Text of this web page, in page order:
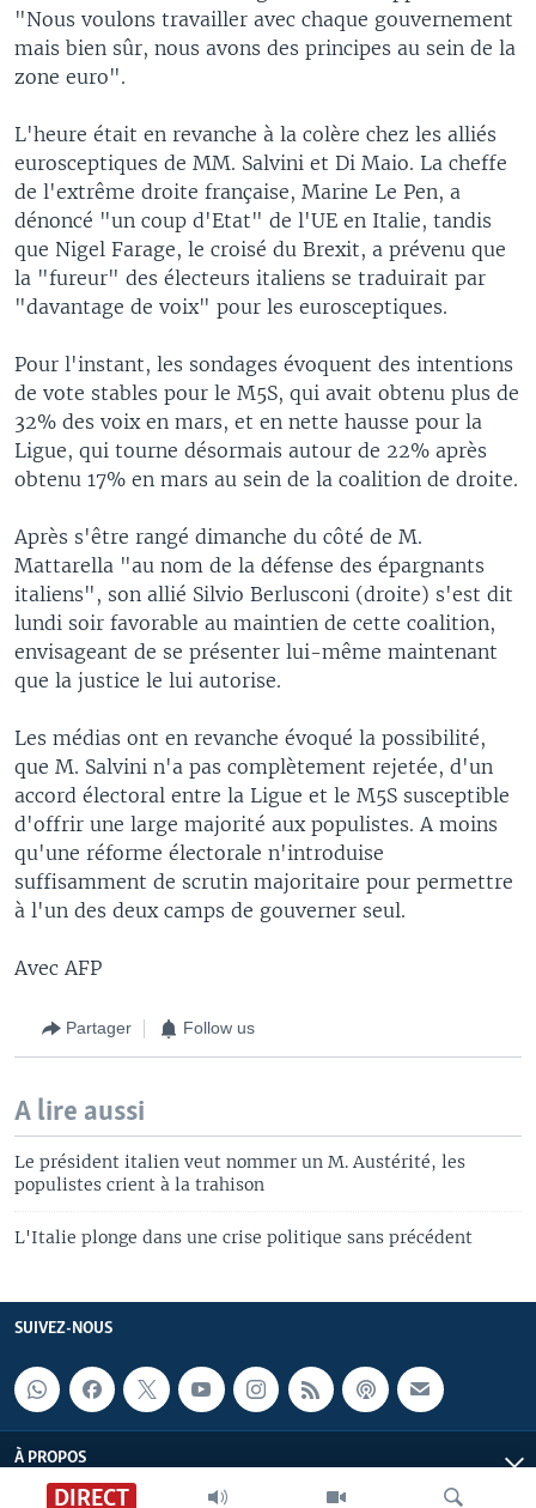
DIRECT
"Nous voulons travailler avec chaque gouvernement
mais bien sûr, nous avons des principes au sein de la
zone euro".
L'heure était en revanche à la colère chez les alliés
eurosceptiques de MM. Salvini et Di Maio. La cheffe
de l'extrême droite française, Marine Le Pen, a
dénoncé "un coup d'Etat" de l'UE en Italie, tandis
que Nigel Farage, le croisé du Brexit, a prévenu que
la "fureur" des électeurs italiens se traduirait par
"davantage de voix" pour les eurosceptiques.
Pour l'instant, les sondages évoquent des intentions
de vote stables pour le M5S, qui avait obtenu plus de
32% des voix en mars, et en nette hausse pour la
Ligue, qui tourne désormais autour de 22% après
obtenu 17% en mars au sein de la coalition de droite.
Après s'être rangé dimanche du côté de M.
Mattarella "au nom de la défense des épargnants
italiens", son allié Silvio Berlusconi (droite) s'est dit
lundi soir favorable au maintien de cette coalition,
envisageant de se présenter lui-même maintenant
que la justice le lui autorise.
Les médias ont en revanche évoqué la possibilité,
que M. Salvini n'a pas complètement rejetée, d'un
accord électoral entre la Ligue et le M5S susceptible
d'offrir une large majorité aux populistes. A moins
qu'une réforme électorale n'introduise
suffisamment de scrutin majoritaire pour permettre
à l'un des deux camps de gouverner seul.
Avec AFP
Partager Follow us
A lire aussi
Le président italien veut nommer un M. Austérité, les
populistes crient à la trahison
L'Italie plonge dans une crise politique sans précédent
SUIVEZ-NOUS
À PROPOS